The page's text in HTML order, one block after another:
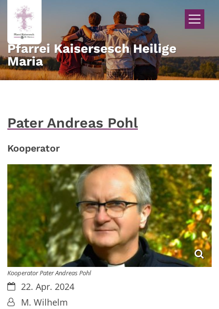
Zum Inhalt springen
Pfarrei Kaisersesch Heilige
Maria
Pater Andreas Pohl
Kooperator
Kooperator Pater Andreas Pohl
Datum:22. Apr. 2024
Von:M. Wilhelm